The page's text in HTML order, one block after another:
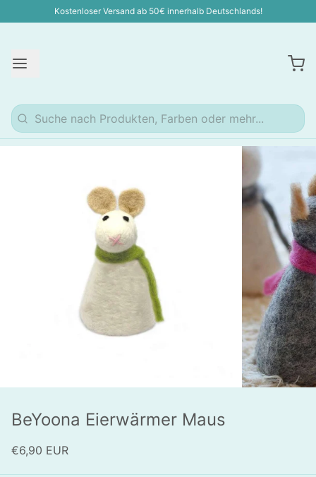
Kostenloser Versand ab 50€ innerhalb Deutschlands!
BeYoona Eierwärmer Maus
€6,90 EUR